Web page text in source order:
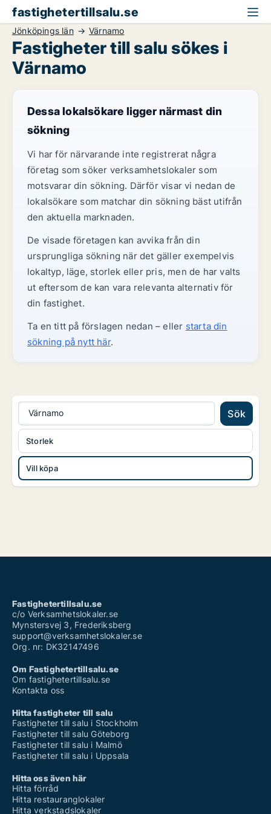
fastighetertillsalu.se
Jönköpings län Värnamo
Fastigheter till salu sökes i
Värnamo
Dessa lokalsökare ligger närmast din
sökning
Vi har för närvarande inte registrerat några
företag som söker verksamhetslokaler som
motsvarar din sökning. Därför visar vi nedan de
lokalsökare som matchar din sökning bäst utifrån
den aktuella marknaden.
De visade företagen kan avvika från din
ursprungliga sökning när det gäller exempelvis
lokaltyp, läge, storlek eller pris, men de har valts
ut eftersom de kan vara relevanta alternativ för
din fastighet.
Ta en titt på förslagen nedan – eller starta din
sökning på nytt här.
Värnamo Sök
Vill köpa
Storlek
Fastighetertillsalu.se
c/o Verksamhetslokaler.se
Mynstersvej 3, Frederiksberg
support@verksamhetslokaler.se
Org. nr: DK32147496
Om Fastighetertillsalu.se
Om fastighetertillsalu.se
Kontakta oss
Hitta fastigheter till salu
Fastigheter till salu i Stockholm
Fastigheter till salu Göteborg
Fastigheter till salu i Malmö
Fastigheter till salu i Uppsala
Hitta oss även här
Hitta förråd
Hitta restauranglokaler
Hitta verkstadslokaler